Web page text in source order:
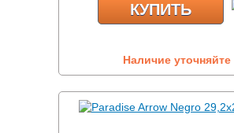
КУПИТЬ
Наличие уточняйте